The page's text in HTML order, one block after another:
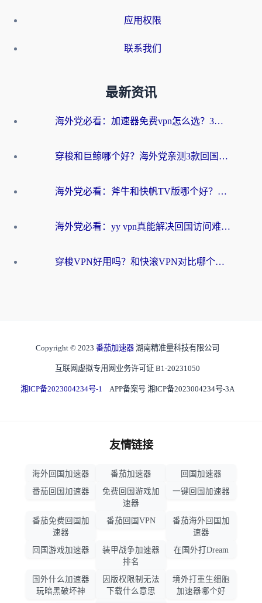
应用权限
联系我们
最新资讯
海外党必看：加速器免费vpn怎么选？3步教你无缝访问国内资源
穿梭和巨鲸哪个好？海外党亲测3款回国加速器，教你避开90%的坑
海外党必看：斧牛和快帆TV版哪个好？3分钟选对回国加速器，无缝刷B站、追热剧
海外党必看：yy vpn真能解决回国访问难题？附云极initap测评+免费方案对比
穿梭VPN好用吗？和快滚VPN对比哪个回国效果更好？海外党选回国加速器必看指南
Copyright © 2023 番茄加速器 湖南精准量科技有限公司
互联网虚拟专用网业务许可证 B1-20231050
湘ICP备2023004234号-1 APP备案号 湘ICP备2023004234号-3A
友情链接
海外回国加速器 番茄加速器
回国加速器
番茄回国加速器
免费回国游戏加
速器
一键回国加速器
番茄免费回国加
速器
番茄回国VPN
番茄海外回国加
速器
回国游戏加速器
装甲战争加速器
排名
在国外打Dream
国外什么加速器
玩暗黑破坏神
因版权限制无法
下载什么意思
境外打重生细胞
加速器哪个好